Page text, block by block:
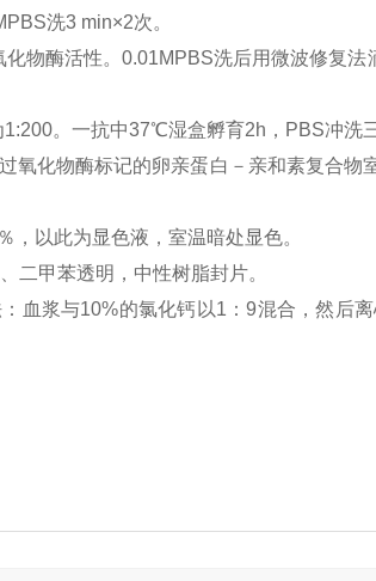
洗3 min×2次。
物酶活性。0.01MPBS洗后用微波修复法
1:200。一抗中37℃湿盒孵育2h，PBS冲洗
氧化物酶标记的卵亲蛋白－亲和素复合物
，以此为显色液，室温暗处显色。
二甲苯透明，中性树脂封片。
血浆与10%的氯化钙以1：9混合，然后